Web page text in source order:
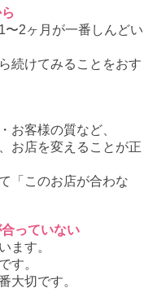
〜2ヶ月が一番しんどい
続けてみることをおす
お客様の質など、
お店を変えることが正
「このお店が合わな
っていない
ます。
す。
大切です。